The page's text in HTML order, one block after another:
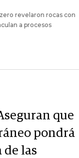
revelaron rocas con
a procesos
que
pondrá
las